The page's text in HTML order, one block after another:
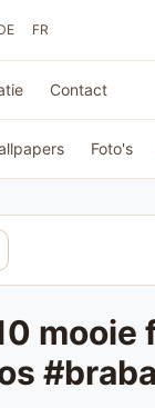
FR
Contact
Foto's